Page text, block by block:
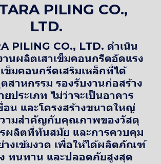
PILING CO.,
LTD.
PILING CO., LTD. ดำเนิน
านผลิตเสาเข็มคอนกรีตอัดแรง
เข็มคอนกรีตเสริมเหล็กที่ได้
สาหกรรม รองรับงานก่อสร้าง
ประเภท ไม่ว่าจะเป็นอาคาร
อน และโครงสร้างขนาดใหญ่
ามสำคัญกับคุณภาพของวัสดุ
ผลิตที่ทันสมัย และการควบคุม
างเข้มงวด เพื่อให้ได้ผลิตภัณฑ์
ทนทาน และปลอดภัยสูงสุด